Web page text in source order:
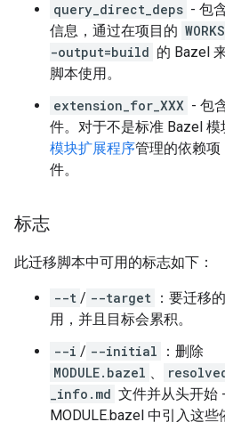
query_direct_deps - 包
信息，通过在项目的
-output=build 的 Bazel
脚本使用。
extension_for_XXX - 包
件。对于不是标准 Bazel
模块扩展程序管理的依赖项
件。
标志
此迁移脚本中可用的标志如下：
--t / --target ：要迁移
用，并且目标会累积。
--i / --initial
：删除
MODULE.bazel 、
_info.md 文件并从头开始
MODULE.bazel 中引入这